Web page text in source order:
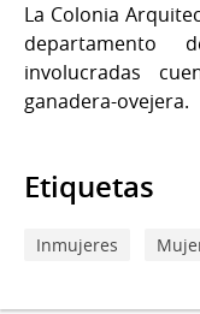
La Colonia
involucradas
ganadera-ovejera.
Etiquetas
Inmujeres